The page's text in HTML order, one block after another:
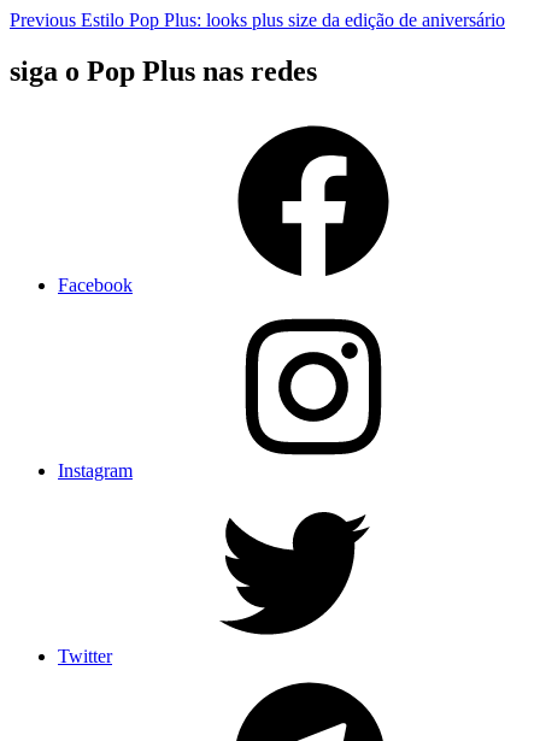
Previous Estilo Pop Plus: looks plus size da edição de aniversário
siga o Pop Plus nas redes
Facebook
Instagram
Twitter